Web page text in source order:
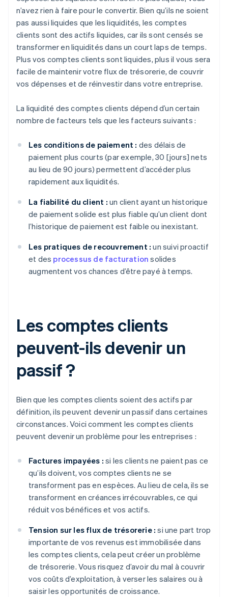
n’avez rien à faire pour le convertir. Bien qu’ils ne soient
pas aussi liquides que les liquidités, les comptes
clients sont des actifs liquides, car ils sont censés se
transformer en liquidités dans un court laps de temps.
Plus vos comptes clients sont liquides, plus il vous sera
facile de maintenir votre flux de trésorerie, de couvrir
vos dépenses et de réinvestir dans votre entreprise.
La liquidité des comptes clients dépend d’un certain
nombre de facteurs tels que les facteurs suivants :
Les conditions de paiement : des délais de
paiement plus courts (par exemple, 30 [jours] nets
au lieu de 90 jours) permettent d’accéder plus
rapidement aux liquidités.
La fiabilité du client : un client ayant un historique
de paiement solide est plus fiable qu’un client dont
l’historique de paiement est faible ou inexistant.
Les pratiques de recouvrement : un suivi proactif
et des processus de facturation solides
augmentent vos chances d’être payé à temps.
Les comptes clients
peuvent-ils devenir un
passif ?
Bien que les comptes clients soient des actifs par
définition, ils peuvent devenir un passif dans certaines
circonstances. Voici comment les comptes clients
peuvent devenir un problème pour les entreprises :
Factures impayées : si les clients ne paient pas ce
qu’ils doivent, vos comptes clients ne se
transforment pas en espèces. Au lieu de cela, ils se
transforment en créances irrécouvrables, ce qui
réduit vos bénéfices et vos actifs.
Tension sur les flux de trésorerie : si une part trop
importante de vos revenus est immobilisée dans
les comptes clients, cela peut créer un problème
de trésorerie. Vous risquez d’avoir du mal à couvrir
vos coûts d’exploitation, à verser les salaires ou à
saisir les opportunités de croissance.